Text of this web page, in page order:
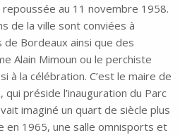
repoussée au 11 novembre 1958.
de la ville sont conviées à
de Bordeaux ainsi que des
Alain Mimoun ou le perchiste
à la célébration. C’est le maire de
qui préside l’inauguration du Parc
imaginé un quart de siècle plus
en 1965, une salle omnisports et